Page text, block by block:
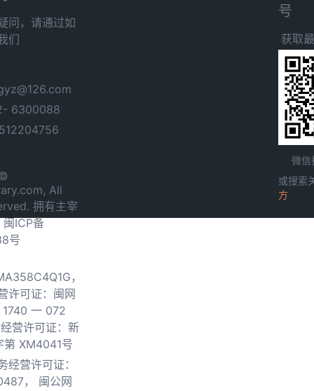
问，请通过如
们
6300088
All
拥有主宰
闽ICP备
号
，
许可证：闽网
一 072
营许可证：新
第 XM4041号
经营许可证：
，
闽公网
号
获取
微信
或搜索
方